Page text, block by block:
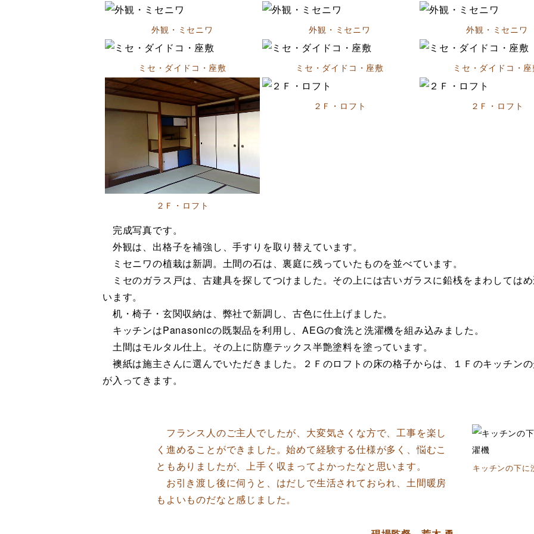
外観・ミセニワ 外観・ミセニワ 外観・ミセニワ
ミセ・ダイドコ・座敷 ミセ・ダイドコ・座敷 ミセ・ダイドコ・
２Ｆ・ロフト
２Ｆ・ロフト ２Ｆ・ロフト
完成写真です。
外観は、出格子を補強し、手すりを取り替えています。
ミセニワの植栽は新調。土間の石は、裏庭に残っていたものを並べています。
ミセのガラス戸は、古建具を探してつけました。その上には古いガラスに鉛桟をまわしては
います。
机・椅子・玄関収納は、弊社で新調し、古色に仕上げました。
キッチンはPanasonicの既製品を利用し、AEGの食洗と洗濯機を組み込みました。
土間はモルタル仕上。その上に防塵テックス半艶塗料を塗っています。
襖紙は施主さんに選んでいただきました。２Ｆのロフトの床の格子からは、１Ｆのキッチン
が入ってきます。
フランス人のご主人でしたが、大変気さくな方で、工事を楽し
く進めることができました。始めて経験する仕様が多く、悩むこ
ともありましたが、上手く収まってよかったなと思います。
お引き渡し後に伺うと、はだしで生活されておられ、土間暖房
もよいものだなと感じました。
キッチンの下に